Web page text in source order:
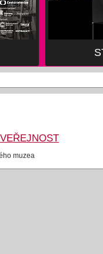
muzea